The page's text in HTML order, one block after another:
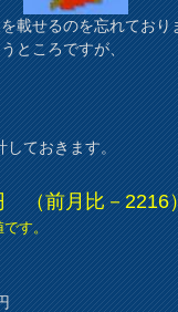
載せるのを忘れており
ところですが、
しておきます。
（前月比－2216
す。